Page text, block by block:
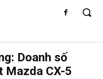
Doanh số
Mazda CX-5